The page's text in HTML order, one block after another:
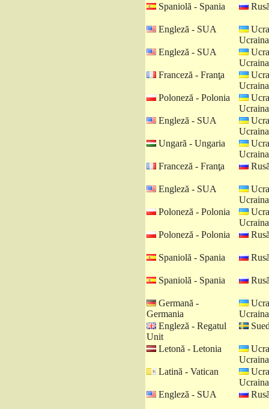
Spaniolă - Spania
Engleză - SUA
Ucraina
Engleză - SUA
Ucraina
Franceză - Franţa
Ucraina
Poloneză - Polonia
Ucraina
Engleză - SUA
Ucraina
Ungară - Ungaria
Ucraina
Franceză - Franţa
Engleză - SUA
Ucraina
Poloneză - Polonia
Ucraina
Poloneză - Polonia
Spaniolă - Spania
Spaniolă - Spania
Germană -
Germania
Ucraina
Engleză - Regatul
Unit
Letonă - Letonia
Ucraina
Latină - Vatican
Ucraina
Engleză - SUA